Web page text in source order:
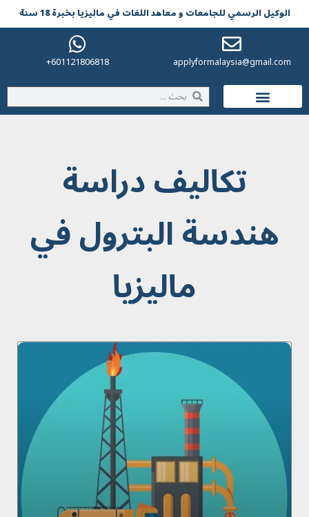
الوکیل الرسمي للجامعات و معاهد اللغات في مالیزیا بخبرة 18 سنة
applyformalaysia@gmail.com
601121806818+
تكاليف دراسة
هندسة البترول في
ماليزيا